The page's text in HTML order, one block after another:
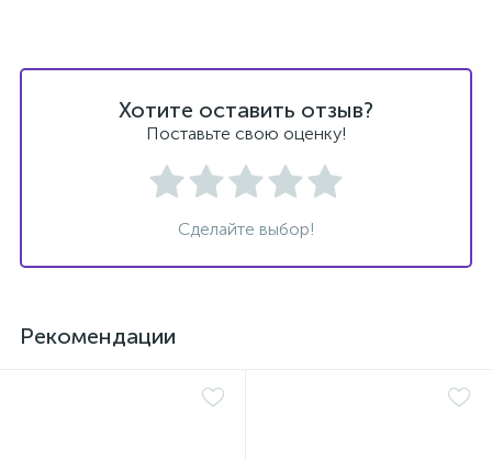
Хотите оставить отзыв?
Поставьте свою оценку!
Сделайте выбор!
Рекомендации